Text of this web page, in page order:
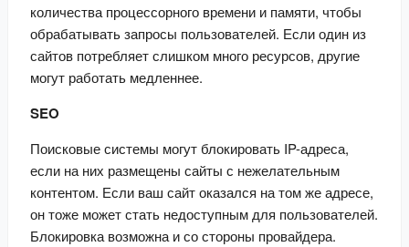
количества процессорного времени и памяти, чтобы
обрабатывать запросы пользователей. Если один из
сайтов потребляет слишком много ресурсов, другие
могут работать медленнее.
SEO
Поисковые системы могут блокировать IP-адреса,
если на них размещены сайты с нежелательным
контентом. Если ваш сайт оказался на том же адресе,
он тоже может стать недоступным для пользователей.
Блокировка возможна и со стороны провайдера.